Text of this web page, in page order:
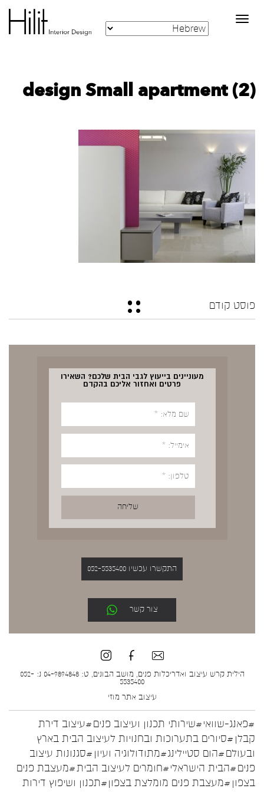
Toggle
navigation
design Small apartment (2)
פוסט קודם
מעוניינים בייעוץ לגבי הבית שלכם? השאירו
פרטים ואחזור אליכם בהקדם
התקשרו עכשיו 052-5535400
צור קשר
הילית קרש עיצוב ואדריכלות פנים, מושב הבונים, ט: 04-9894848 נ: 052-
5535400
עיצוב אתר מוזי
#פאנג-שוואי#שירותי תכנון ועיצוב פנים#עיצוב דירת
קבלן #סיורים בתערוכות ובחנויות לעיצוב הבית בארץ
ובעולם#הום סטיילינג#מתודולוגיה ועיון #סגנונות עיצוב
פנים#הבית הישראלי#חומרים לעיצוב הבית#מעצבת פנים
בצפון #מעצבת פנים מומלצת בצפון#תכנון ושיפוץ דירות